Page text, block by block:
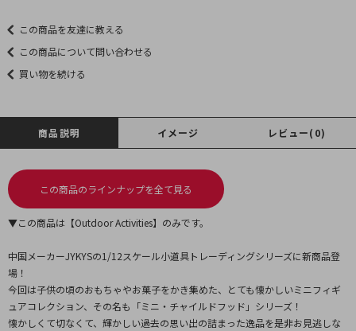
この商品を友達に教える
この商品について問い合わせる
買い物を続ける
商品説明 イメージ レビュー(0)
この商品のラインナップを全て見る
▼この商品は【Outdoor Activities】のみです。
中国メーカーJYKYSの1/12スケール小道具トレーディングシリーズに新商品登
場！
今回は子供の頃のおもちゃやお菓子をかき集めた、とても懐かしいミニフィギ
ュアコレクション、その名も「ミニ・チャイルドフッド」シリーズ！
懐かしくて切なくて、輝かしい過去の思い出の詰まった逸品を是非お見逃しな